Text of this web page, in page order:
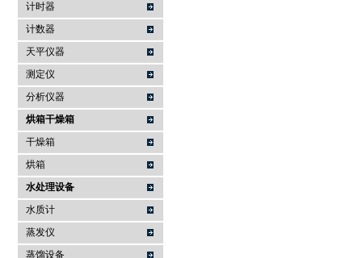
计时器
计数器
天平仪器
测定仪
分析仪器
烘箱干燥箱
干燥箱
烘箱
水处理设备
水质计
蒸发仪
蒸馏设备